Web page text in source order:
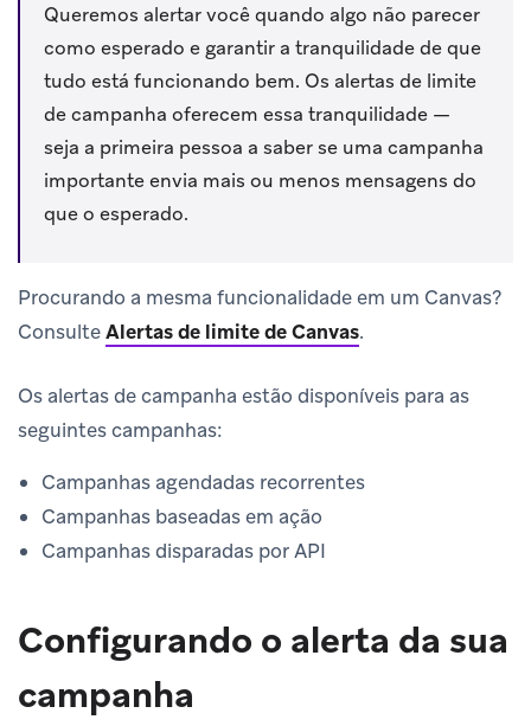
Queremos alertar você quando algo não parecer
como esperado e garantir a tranquilidade de que
tudo está funcionando bem. Os alertas de limite
de campanha oferecem essa tranquilidade —
seja a primeira pessoa a saber se uma campanha
importante envia mais ou menos mensagens do
que o esperado.
Procurando a mesma funcionalidade em um Canvas?
ConsulteAlertas de limite de Canvas.
Os alertas de campanha estão disponíveis para as
seguintes campanhas:
Campanhas agendadas recorrentes
Campanhas baseadas em ação
Campanhas disparadas por API
Configurando o alerta da sua
campanha